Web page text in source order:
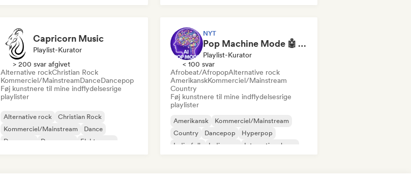
Capricorn Music
Playlist-Kurator
> 200 svar afgivet
Alternative rockChristian Rock
Kommerciel/MainstreamDanceDancepop
Føj kunstnere til mine indflydelsesrige
playlister
Alternative rock
Christian Rock
Kommerciel/Mainstream
Dance
Dancepop
Dream pop
Elektropop
NYT
Pop Machine Mode 🤖 AI Music, Indie Pop & Dream Pop
Playlist-Kurator
< 100 svar
Afrobeat/AfropopAlternative rock
AmerikanskKommerciel/Mainstream
Country
Føj kunstnere til mine indflydelsesrige
playlister
Amerikansk
Kommerciel/Mainstream
Country
Dancepop
Hyperpop
Indie-folk
Indie-pop International pop